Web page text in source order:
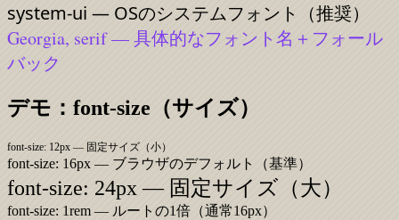
system-ui — OSのシステムフォント（推奨）
Georgia, serif — 具体的なフォント名＋フォール
バック
デモ：font-size（サイズ）
font-size: 12px — 固定サイズ（小）
font-size: 16px — ブラウザのデフォルト（基準）
font-size: 24px — 固定サイズ（大）
font-size: 1rem — ルートの1倍（通常16px）